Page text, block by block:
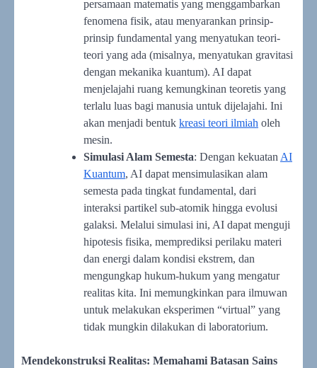
persamaan matematis yang menggambarkan
fenomena fisik, atau menyarankan prinsip-
prinsip fundamental yang menyatukan teori-
teori yang ada (misalnya, menyatukan gravitasi
dengan mekanika kuantum). AI dapat
menjelajahi ruang kemungkinan teoretis yang
terlalu luas bagi manusia untuk dijelajahi. Ini
akan menjadi bentuk kreasi teori ilmiah oleh
mesin.
Simulasi Alam Semesta: Dengan kekuatan AI
Kuantum, AI dapat mensimulasikan alam
semesta pada tingkat fundamental, dari
interaksi partikel sub-atomik hingga evolusi
galaksi. Melalui simulasi ini, AI dapat menguji
hipotesis fisika, memprediksi perilaku materi
dan energi dalam kondisi ekstrem, dan
mengungkap hukum-hukum yang mengatur
realitas kita. Ini memungkinkan para ilmuwan
untuk melakukan eksperimen “virtual” yang
tidak mungkin dilakukan di laboratorium.
Mendekonstruksi Realitas: Memahami Batasan Sains